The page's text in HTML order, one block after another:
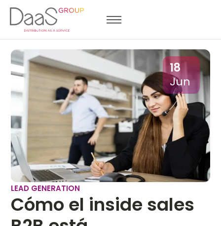
18
Jun
LEAD GENERATION
Cómo el inside sales